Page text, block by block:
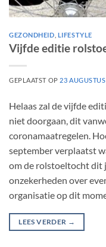
GEZONDHEID LIFESTYLE
Vijfde editie
GEPLAATST OP 23
Helaas zal de vijfde
niet doorgaan, dit
coronamaatregelen.
september verplaatst
om de rolstoeltocht dit
onzekerheden over
organisatie op dit
LEES VERDER →